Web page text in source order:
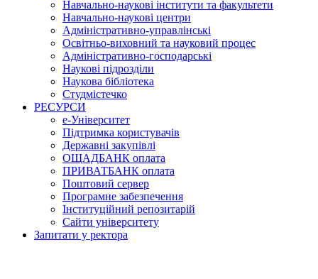
Навчально-наукові інститути та факультети
Навчально-наукові центри
Адміністративно-управлінські
Освітньо-виховний та науковий процес
Адміністративно-господарські
Наукові підрозділи
Наукова бібліотека
Студмістечко
РЕСУРСИ
е-Університет
Підтримка користувачів
Державні закупівлі
ОЩАДБАНК оплата
ПРИВАТБАНК оплата
Поштовий сервер
Програмне забезпечення
Інституційний репозитарій
Сайти університету
Запитати у ректора